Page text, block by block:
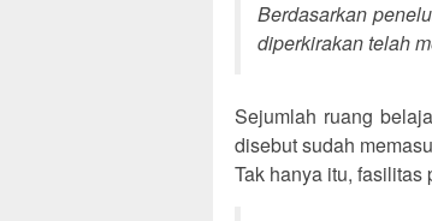
Berdasarkan
diperkirakan telah
Sejumlah ruang
disebut sudah
Tak hanya itu,